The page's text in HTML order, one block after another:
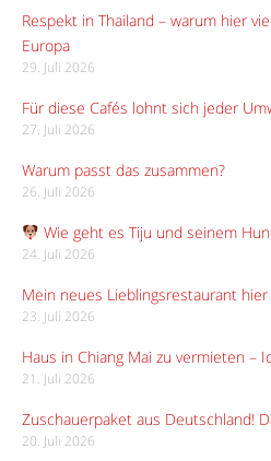
Respekt in Thailand – warum hier
Europa
29. Juli 2026
Für diese Cafés lohnt sich jeder
27. Juli 2026
Warum passt das zusammen?
26. Juli 2026
Wie geht es Tiju und seinem
24. Juli 2026
Mein neues Lieblingsrestaurant
23. Juli 2026
Haus in Chiang Mai zu vermieten –
21. Juli 2026
Zuschauerpaket aus Deutschland!
20. Juli 2026